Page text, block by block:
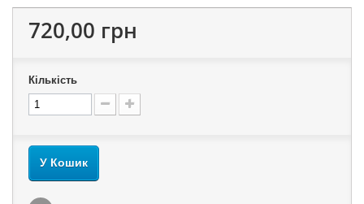
720,00 грн
Кількість
У Кошик